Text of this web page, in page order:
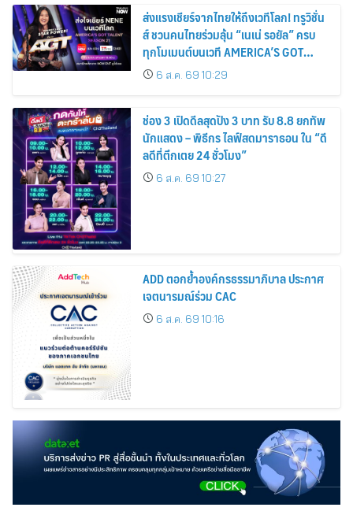
ส่งแรงเชียร์จากไทยให้ถึงเวทีโลก! ทรูวิชั่น
ส์ ชวนคนไทยร่วมลุ้น “เนเน่ รอยัล” ครบ
ทุกโมเมนต์บนเวที AMERICA’S GOT
TALENT SEASON 21
6 ส.ค. 69 10:29
ช่อง 3 เปิดดีลสุดปัง 3 บาท รับ 8.8 ยกทัพ
นักแสดง – พิธีกร ไลฟ์สดมาราธอน ใน “ดี
ลดีที่ตึกเตย 24 ชั่วโมง”
6 ส.ค. 69 10:27
ADD ตอกย้ำองค์กรธรรมาภิบาล ประกาศ
เจตนารมณ์ร่วม CAC
6 ส.ค. 69 10:16